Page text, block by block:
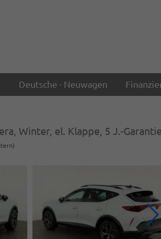
Deutsche - Neuwagen
Winter, el. Klappe, 5 J.-